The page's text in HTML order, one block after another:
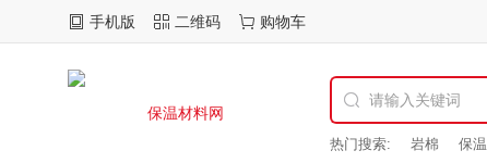
手机版 二维码 购物车
热门搜索: 岩棉 保温